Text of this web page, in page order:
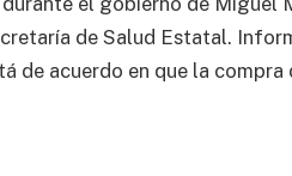
de Salud Estatal.
de acuerdo en que la compra